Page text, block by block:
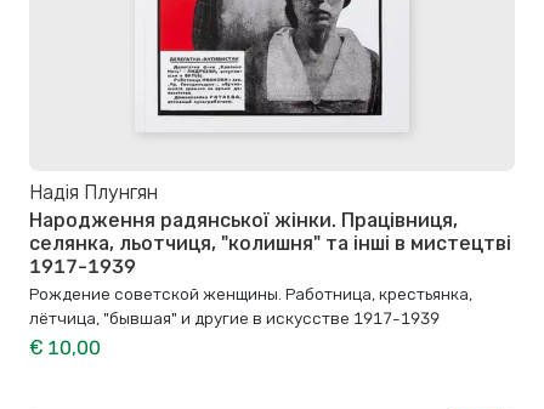
Надія Плунгян
Народження радянської жінки. Працівниця,
селянка, льотчиця, "колишня" та інші в мистецтві
1917-1939
Рождение советской женщины. Работница, крестьянка,
лётчица, "бывшая" и другие в искусстве 1917-1939
€ 10,00